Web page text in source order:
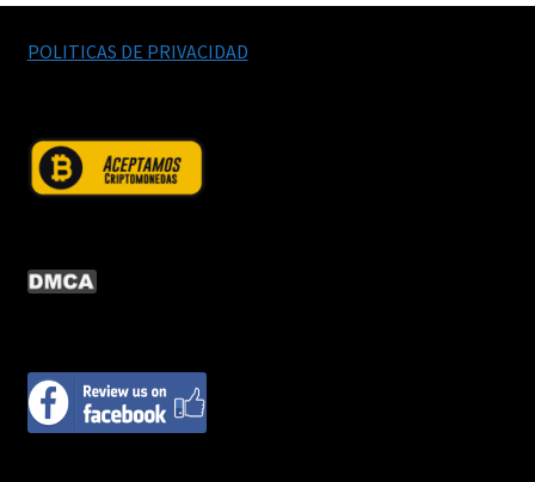
POLITICAS DE PRIVACIDAD